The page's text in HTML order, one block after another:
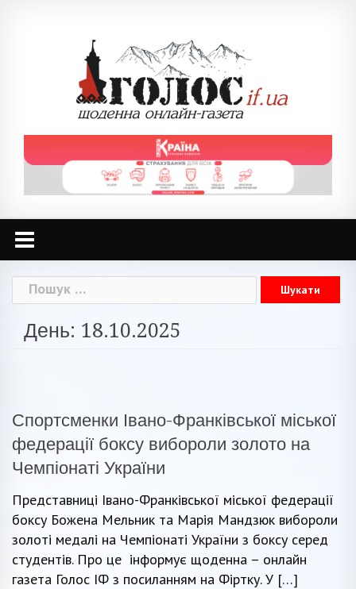
Пошук:
День: 18.10.2025
Спортсменки Івано-Франківської міської
федерації боксу вибороли золото на
Чемпіонаті України
Представниці Івано-Франківської міської федерації
боксу Божена Мельник та Марія Мандзюк вибороли
золоті медалі на Чемпіонаті України з боксу серед
студентів. Про це інформує щоденна – онлайн
газета Голос ІФ з посиланням на Фіртку. У […]